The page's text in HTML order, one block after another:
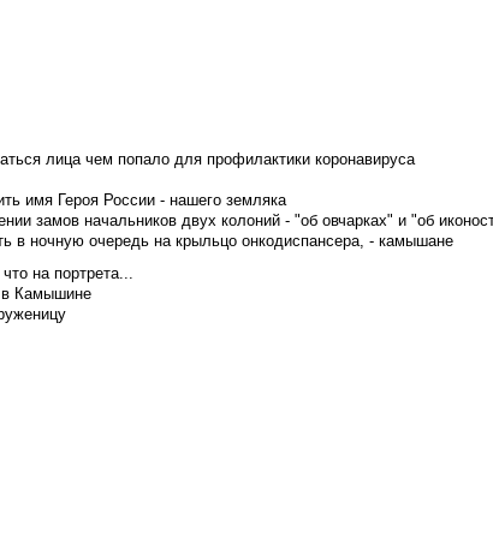
лица чем попало для профилактики коронавируса
имя Героя России - нашего земляка
замов начальников двух колоний - "об овчарках" и "об
в ночную очередь на крыльцо онкодиспансера, - камышане
на портрета...
в Камышине